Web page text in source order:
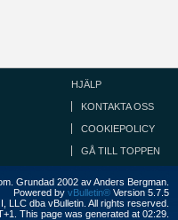
HJÄLP
KONTAKTA OSS
COOKIEPOLICY
GÅ TILL TOPPEN
Grundad 2002 av Anders Bergman.
Powered by vBulletin® Version 5.7.5
LLC dba vBulletin. All rights reserved.
This page was generated at 02:29.